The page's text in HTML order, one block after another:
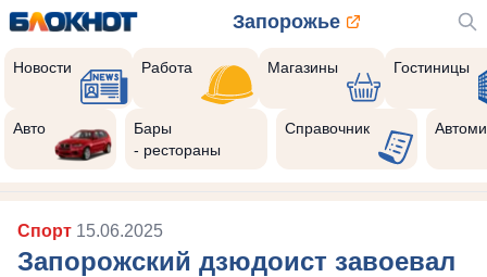
Запорожье
Новости Работа Магазины Гостиницы
Авто
Бары
- рестораны
Справочник
Спорт 15.06.2025
Запорожский дзюдоист завоевал